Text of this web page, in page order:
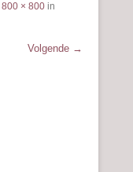
800 × 800 in
Volgende →